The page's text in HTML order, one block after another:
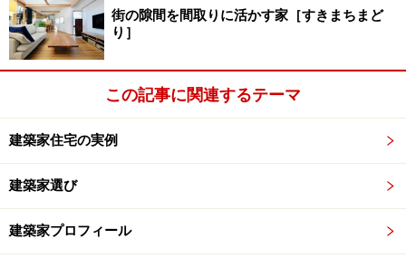
街の隙間を間取りに活かす家［すきまちまど
り］
この記事に関連するテーマ
建築家住宅の実例
建築家選び
建築家プロフィール